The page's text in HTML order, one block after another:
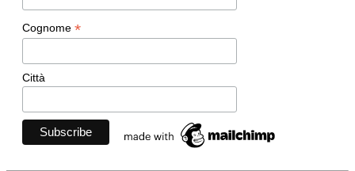
Cognome *
Città